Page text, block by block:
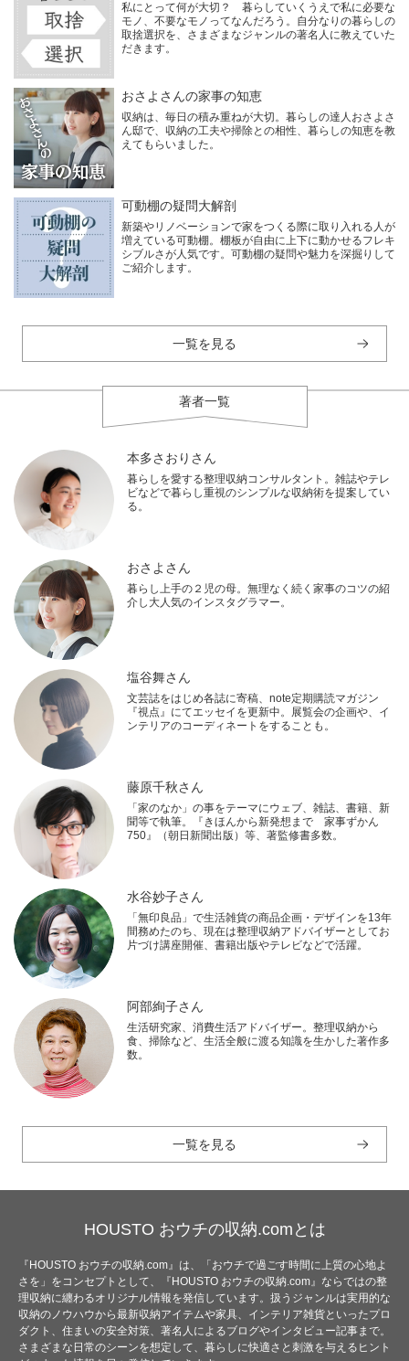
私にとって何が大切？ 暮らしていくうえで私に必要な
モノ、不要なモノってなんだろう。自分なりの暮らしの
取捨選択を、さまざまなジャンルの著名人に教えていた
だきます。
おさよさんの家事の知恵
収納は、毎日の積み重ねが大切。暮らしの達人おさよさ
ん邸で、収納の工夫や掃除との相性、暮らしの知恵を教
えてもらいました。
可動棚の疑問大解剖
新築やリノベーションで家をつくる際に取り入れる人が
増えている可動棚。棚板が自由に上下に動かせるフレキ
シブルさが人気です。可動棚の疑問や魅力を深掘りして
ご紹介します。
一覧を見る
著者一覧
本多さおりさん
暮らしを愛する整理収納コンサルタント。雑誌やテレ
ビなどで暮らし重視のシンプルな収納術を提案してい
る。
おさよさん
暮らし上手の２児の母。無理なく続く家事のコツの紹
介し大人気のインスタグラマー。
塩谷舞さん
文芸誌をはじめ各誌に寄稿、note定期購読マガジン
『視点』にてエッセイを更新中。展覧会の企画や、イ
ンテリアのコーディネートをすることも。
藤原千秋さん
「家のなか」の事をテーマにウェブ、雑誌、書籍、新
聞等で執筆。『きほんから新発想まで 家事ずかん
750』（朝日新聞出版）等、著監修書多数。
水谷妙子さん
「無印良品」で生活雑貨の商品企画・デザインを13年
間務めたのち、現在は整理収納アドバイザーとしてお
片づけ講座開催、書籍出版やテレビなどで活躍。
阿部絢子さん
生活研究家、消費生活アドバイザー。整理収納から
食、掃除など、生活全般に渡る知識を生かした著作多
数。
一覧を見る
HOUSTO おウチの収納.comとは
『HOUSTO おウチの収納.com』は、「おウチで過ごす時間に上質の心地よ
さを」をコンセプトとして、『HOUSTO おウチの収納.com』ならではの整
理収納に纏わるオリジナル情報を発信しています。扱うジャンルは実用的な
収納のノウハウから最新収納アイテムや家具、インテリア雑貨といったプロ
ダクト、住まいの安全対策、著名人によるブログやインタビュー記事まで。
さまざまな日常のシーンを想定して、暮らしに快適さと刺激を与えるヒント